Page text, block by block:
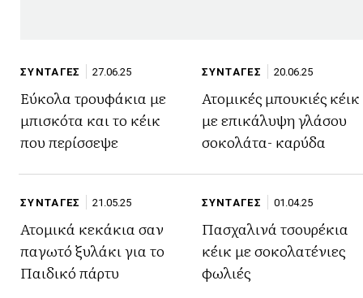
ΣΥΝΤΑΓΕΣ 27.06.25
Εύκολα τρουφάκια με
μπισκότα και το κέικ
που περίσσεψε
ΣΥΝΤΑΓΕΣ 20.06.25
Ατομικές μπουκιές κέικ
με επικάλυψη γλάσου
σοκολάτα- καρύδα
ΣΥΝΤΑΓΕΣ 21.05.25
Ατομικά κεκάκια σαν
παγωτό ξυλάκι για το
Παιδικό πάρτυ
ΣΥΝΤΑΓΕΣ 01.04.25
Πασχαλινά τσουρέκια
κέικ με σοκολατένιες
φωλιές